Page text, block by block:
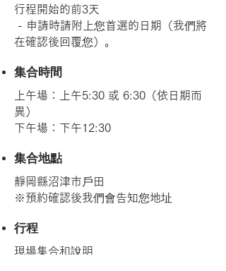
行程開始的前3天
- 申請時請附上您首選的日期（我們將
在確認後回覆您）。
集合時間
上午場：上午5:30 或 6:30（依日期而
異）
下午場：下午12:30
集合地點
靜岡縣沼津市戶田
※預約確認後我們會告知您地址
行程
現場集合和說明